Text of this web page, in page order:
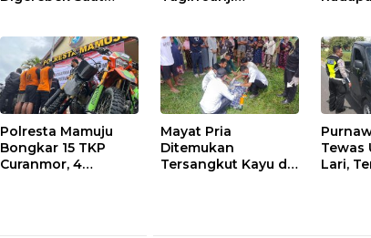
Masih
Umur
Polresta Mamuju
Bongkar 15 TKP
Curanmor, 4
Mayat Pria
Ditemukan
Tersangkut Kayu di
Tewas
Lari,